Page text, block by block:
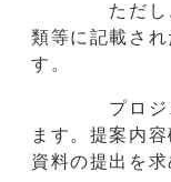
ただし、パ
類等に記載さ
す。
プロジェク
ます。提案内
資料の提出を求